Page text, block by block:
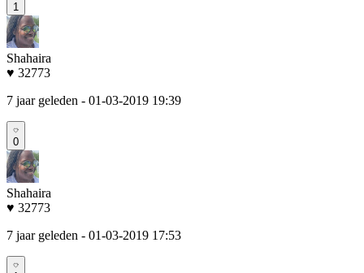
1
Shahaira
♥ 32773
7 jaar geleden - 01-03-2019 19:39
0
Shahaira
♥ 32773
7 jaar geleden - 01-03-2019 17:53